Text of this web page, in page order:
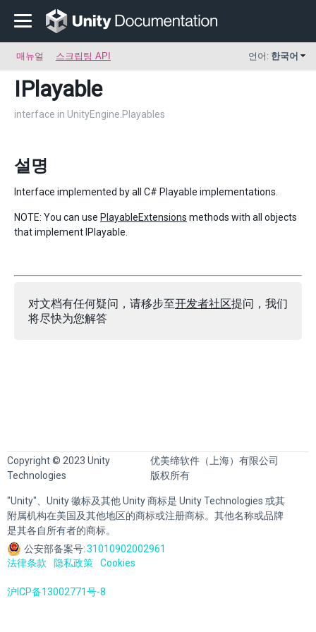
매뉴얼 스크립팅 API 언어: 한국어
IPlayable
interface in UnityEngine.Playables
설명
Interface implemented by all C# Playable implementations.
NOTE: You can use PlayableExtensions methods with all objects
that implement IPlayable.
对文档有任何疑问，请移步至开发者社区提问，我们
将尽快为您解答
Copyright © 2023 Unity
Technologies
优美缔软件（上海）有限公司
版权所有
"Unity"、Unity 徽标及其他 Unity 商标是 Unity Technologies 或其
附属机构在美国及其他地区的商标或注册商标。其他名称或品牌
是其各自所有者的商标。
公安部备案号:31010902002961
法律条款
隐私政策 Cookies
沪ICP备13002771号-8